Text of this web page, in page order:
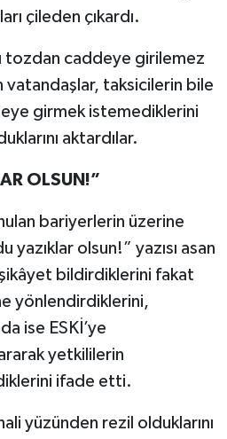
çileden çıkardı.
tozdan caddeye girilemez
vatandaşlar, taksicilerin bile
girmek istemediklerini
aktardılar.
OLSUN!”
bariyerlerin üzerine
yazıklar olsun!” yazısı asan
bildirdiklerini fakat
yönlendirdiklerini,
ise ESKİ’ye
yetkililerin
ifade etti.
yüzünden rezil olduklarını